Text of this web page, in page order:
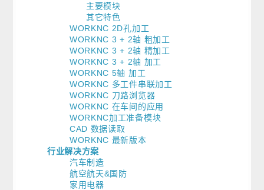
主要模块
其它特色
WORKNC 2D孔加工
WORKNC 3 + 2轴 粗加工
WORKNC 3 + 2轴 精加工
WORKNC 3 + 2轴 加工
WORKNC 5轴 加工
WORKNC 多工件串联加工
WORKNC 刀路浏览器
WORKNC 在车间的应用
WORKNC加工准备模块
CAD 数据读取
WORKNC 最新版本
行业解决方案
汽车制造
航空航天&国防
家用电器